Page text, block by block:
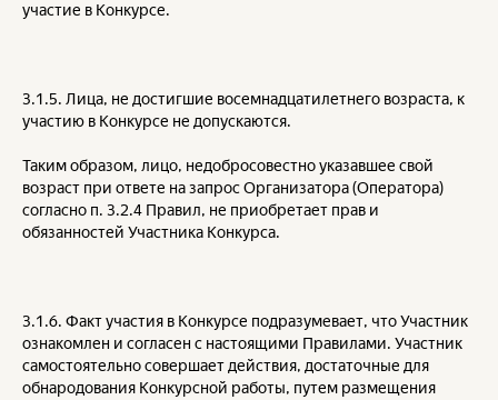
участие в Конкурсе.
3.1.5. Лица, не достигшие восемнадцатилетнего возраста, к
участию в Конкурсе не допускаются.
Таким образом, лицо, недобросовестно указавшее свой
возраст при ответе на запрос Организатора (Оператора)
согласно п. 3.2.4 Правил, не приобретает прав и
обязанностей Участника Конкурса.
3.1.6. Факт участия в Конкурсе подразумевает, что Участник
ознакомлен и согласен с настоящими Правилами. Участник
самостоятельно совершает действия, достаточные для
обнародования Конкурсной работы, путем размещения